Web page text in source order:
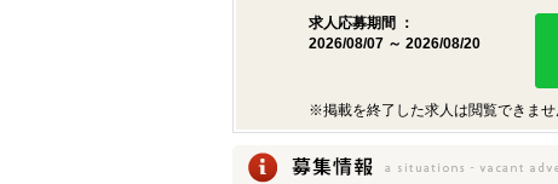
求人応募期間 ：
2026/08/07 ～ 2026/08/20
※掲載を終了した求人は閲覧できませ